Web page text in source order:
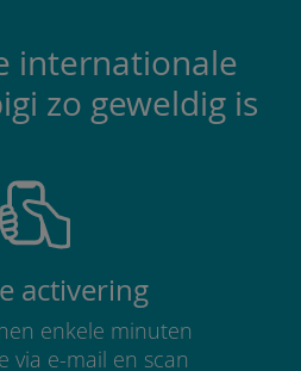
internationale
zo geweldig is
activering
enkele minuten
via e-mail en scan